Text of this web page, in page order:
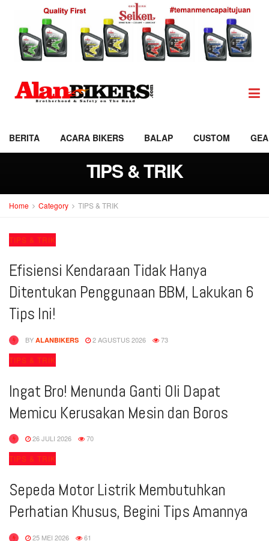
BERITA ACARA BIKERS BALAP CUSTOM
TIPS & TRIK
Home Category TIPS & TRIK
TIPS & TRIK
Efisiensi Kendaraan Tidak Hanya
Ditentukan Penggunaan BBM, Lakukan 6
Tips Ini!
BY ALANBIKERS 2 AGUSTUS 2026 73
TIPS & TRIK
Ingat Bro! Menunda Ganti Oli Dapat
Memicu Kerusakan Mesin dan Boros
26 JULI 2026 70
TIPS & TRIK
Sepeda Motor Listrik Membutuhkan
Perhatian Khusus, Begini Tips Amannya
25 MEI 2026 61